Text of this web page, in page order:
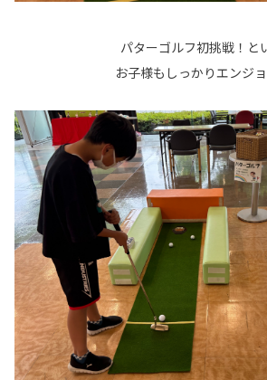
パターゴルフ初挑戦！と
お子様もしっかりエンジ